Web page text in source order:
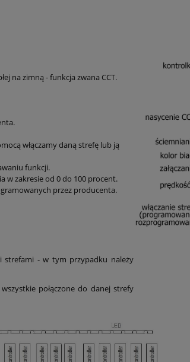
na zimną - funkcja zwana CCT.
włączamy daną strefę lub ją
funkcji.
w zakresie od 0 do 100 procent.
przez producenta.
strefami - w tym przypadku należy
połączone do danej strefy